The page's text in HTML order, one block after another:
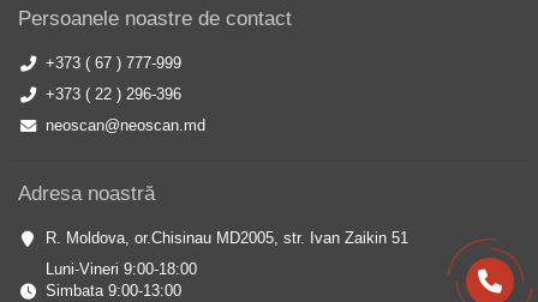
Persoanele noastre de contact
+373 ( 67 ) 777-999
+373 ( 22 ) 296-396
neoscan@neoscan.md
Adresa noastră
R. Moldova, or.Chisinau MD2005, str. Ivan Zaikin 51
Luni-Vineri 9:00-18:00
Simbata 9:00-13:00